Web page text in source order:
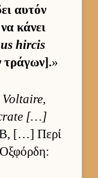
αυ­τόν
κάνει
hircis
τράγων].»
[…]
[…] Περί